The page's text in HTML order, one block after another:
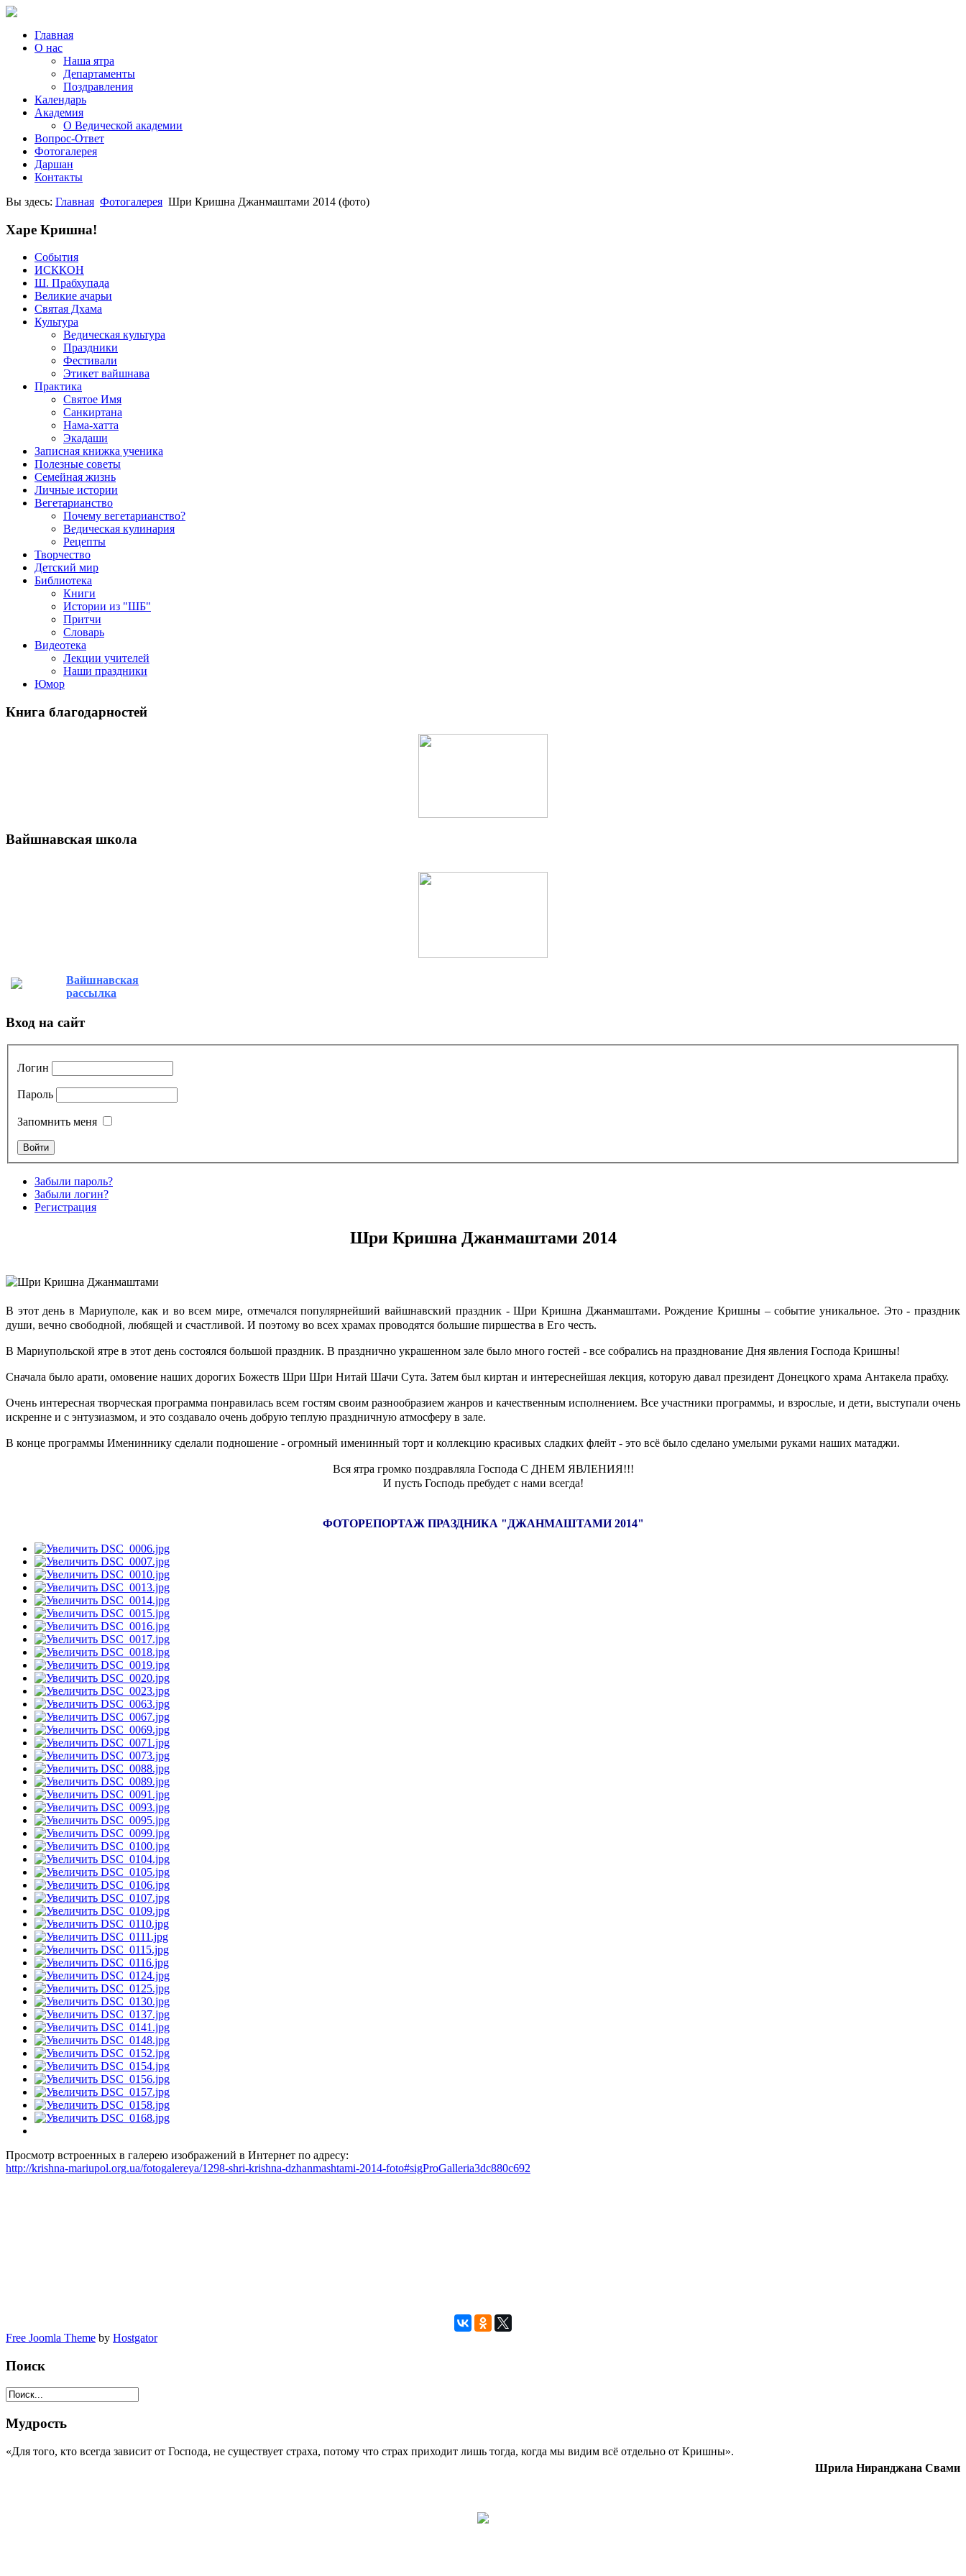
Главная
О нас
Наша ятра
Департаменты
Поздравления
Календарь
Академия
О Ведической академии
Вопрос-Ответ
Фотогалерея
Даршан
Контакты
Вы здесь: Главная Фотогалерея Шри Кришна Джанмаштами 2014 (фото)
Харе Кришна!
События
ИСККОН
Ш. Прабхупада
Великие ачарьи
Святая Дхама
Культура
Ведическая культура
Праздники
Фестивали
Этикет вайшнава
Практика
Святое Имя
Санкиртана
Нама-хатта
Экадаши
Записная книжка ученика
Полезные советы
Семейная жизнь
Личные истории
Вегетарианство
Почему вегетарианство?
Ведическая кулинария
Рецепты
Творчество
Детский мир
Библиотека
Книги
Истории из "ШБ"
Притчи
Словарь
Видеотека
Лекции учителей
Наши праздники
Юмор
Книга благодарностей
Вайшнавская школа
Вайшнавская
рассылка
Вход на сайт
Логин
Пароль
Запомнить меня
Забыли пароль?
Забыли логин?
Регистрация
Шри Кришна Джанмаштами 2014
В этот день в Мариуполе, как и во всем мире, отмечался популярнейший вайшнавский праздник - Шри Кришна Джанмаштами.Рождение Кришны – событие уникальное. Это - праздник
души, вечно свободной, любящей и счастливой. И поэтому во всех храмах проводятся большие пиршества в Его честь.
В Мариупольской ятре в этот день состоялся большой праздник. В празднично украшенном зале было много гостей - все собрались на празднование Дня явления Господа Кришны!
Сначала было арати, омовение наших дорогих Божеств Шри Шри Нитай Шачи Сута. Затем был киртан и интереснейшая лекция, которую давал президент Донецкого храма Антакела прабху.
Очень интересная творческая программа понравилась всем гостям своим разнообразием жанров и качественным исполнением. Все участники программы, и взрослые, и дети, выступали очень
искренне и с энтузиазмом, и это создавало очень добрую теплую праздничную атмосферу в зале.
В конце программы Имениннику сделали подношение - огромный именинный торт и коллекцию красивых сладких флейт - это всё было сделано умелыми руками наших матаджи.
Вся ятра громко поздравляла Господа С ДНЕМ ЯВЛЕНИЯ!!!
И пусть Господь пребудет с нами всегда!
ФОТОРЕПОРТАЖ ПРАЗДНИКА "ДЖАНМАШТАМИ 2014"
Просмотр встроенных в галерею изображений в Интернет по адресу:
http://krishna-mariupol.org.ua/fotogalereya/1298-shri-krishna-dzhanmashtami-2014-foto#sigProGalleria3dc880c692
Free Joomla Theme by Hostgator
Поиск
Мудрость
«Для того, кто всегда зависит от Господа, не существует страха, потому что страх приходит лишь тогда, когда мы видим всё отдельно от Кришны».
Шрила Ниранджана Свами